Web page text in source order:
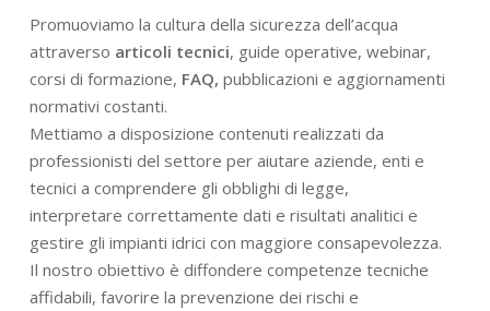
Promuoviamo la cultura della sicurezza dell’acqua
attraverso articoli tecnici, guide operative, webinar,
corsi di formazione, FAQ, pubblicazioni e aggiornamenti
normativi costanti.
Mettiamo a disposizione contenuti realizzati da
professionisti del settore per aiutare aziende, enti e
tecnici a comprendere gli obblighi di legge,
interpretare correttamente dati e risultati analitici e
gestire gli impianti idrici con maggiore consapevolezza.
Il nostro obiettivo è diffondere competenze tecniche
affidabili, favorire la prevenzione dei rischi e